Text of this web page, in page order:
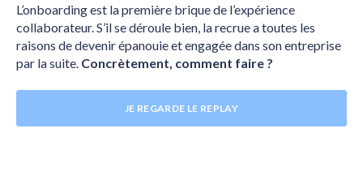
L’onboarding est la première brique de l’expérience
collaborateur. S’il se déroule bien, la recrue a toutes les
raisons de devenir épanouie et engagée dans son entreprise
par la suite. Concrètement, comment faire ?
JE REGARDE LE REPLAY